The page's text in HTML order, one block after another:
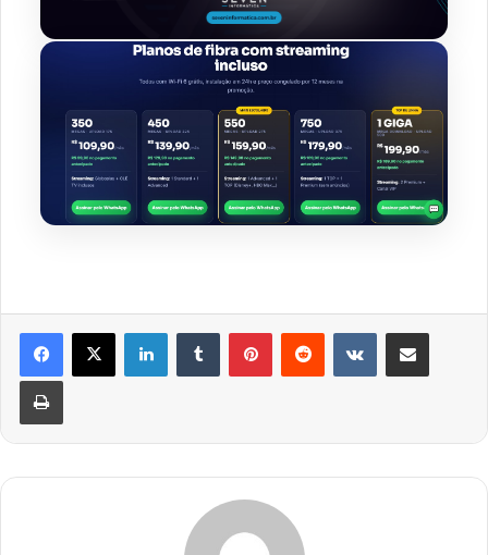
LinkedinTumblr PinterestReddit VK Compartilhar via e-mail
Imprimir